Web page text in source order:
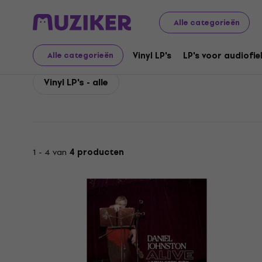
Alle categorieën
Alle categorieën Vinyl LP's LP's voor
Daniel Johnston Daniel Johnston Vinyl LP's
Daniel Johnston Vinyl
Vinyl LP's - alle
1 - 4 van 4 producten